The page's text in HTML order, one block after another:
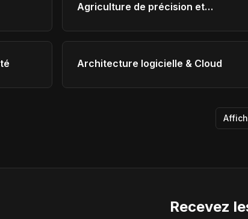
Agriculture de précision et
Architecture logicielle & Cloud
Recevez